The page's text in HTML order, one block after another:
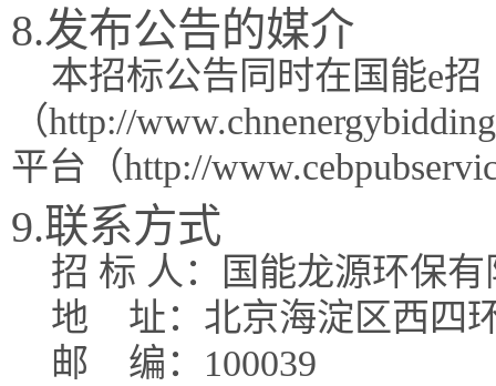
8.发布公告的媒介
本招标公告同时在国能e招
（http://
平台（http://
9.联系方式
招 标 人：国能龙源环保有
地
址：北京海淀区西四
邮
编：100039